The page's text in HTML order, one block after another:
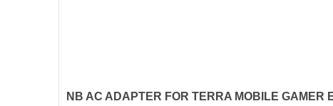
NB AC ADAPTER FOR TERRA MOBILE GAMER